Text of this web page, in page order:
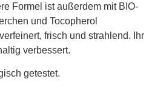
Formel ist außerdem mit BIO-
und Tocopherol
frisch und strahlend. Ihr
verbessert.
getestet.